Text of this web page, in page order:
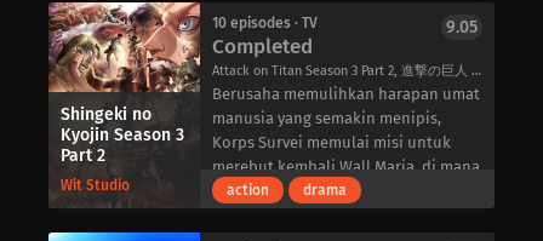
semesta untuk menemukan mereka.
mereka. Karena Kerajaan Kappa
bergantung pada anak-anak ini,
mereka harus mengungkapkan diri
mereka sendiri yang belum pernah
mereka lakukan sebelumnya, sambil
belajar bahwa koneksi adalah hal
yang rapuh dan sangat berharga.
Nanako sebagai sesama anggota
Klub Sastra.
Meskipun Nanako bisu, pasangan
yang menggemaskan ini tidak
memiliki masalah dalam
berkomunikasi satu sama lain.
Senryuu Shoujo adalah kisah ringan
dan santai tentang kehidupan
Kuroto, stres ini berbentuk
kegelapan yang berada di dalam
tubuh seseorang dan akan membawa
kehancuran.
Dewa rubah dapat melihat kegelapan
ini dan memiliki tugas untuk
menyelamatkan manusia sebelum
terlambat. Untuk membantu
Shingeki no
Kyojin Season 3
Part 2
Wit Studio
10 episodes · TV
Completed
Attack on Titan Season 3 Part 2, 進撃の巨人 Season3 Part.2
9.05
Berusaha memulihkan harapan umat
manusia yang semakin menipis,
Korps Survei memulai misi untuk
merebut kembali Wall Maria, di mana
pertempuran melawan “Titan” yang
action drama